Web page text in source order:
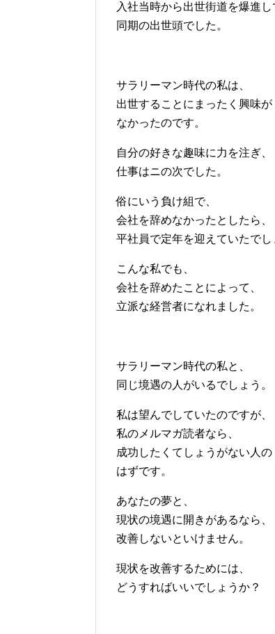
入社当時から出世街道を爆進し
同期の出世頭でした。
サラリーマン時代の私は、
出世することにまったく興味が
なかったのです。
自分の好きな趣味に力を注ぎ、
仕事はニの次でした。
俗にいう負け組で、
会社を辞めなかったとしたら、
平社員で定年を迎えていたでし
こんな私でも、
会社を辞めたことによって、
立派な経営者になれました。
サラリーマン時代の私と、
同じ境遇の人がいるでしょう。
私は望んでしていたのですが、
私のメルマガ読者なら、
成功したくてしょうがない人の
はずです。
あなたの夢と、
現状の境遇に開きがあるなら、
改善しないといけません。
現状を改善するためには、
どうすればいいでしょうか？